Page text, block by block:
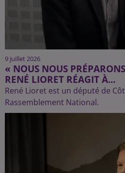
9 juillet 2026
« NOUS NOUS
RENÉ LIORET RÉAGIT À...
René Lioret est un député de
Rassemblement National.